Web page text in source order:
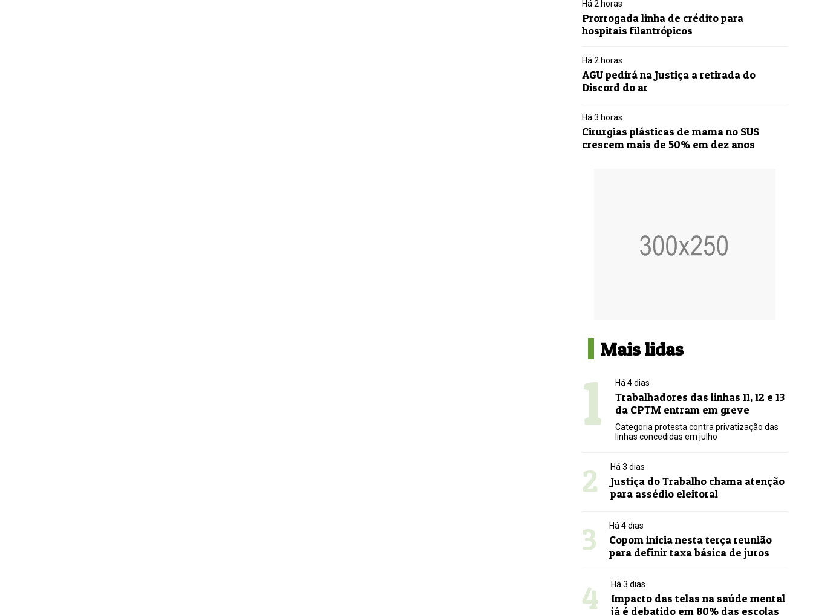
Há 2 horas
Prorrogada linha de crédito para
hospitais filantrópicos
Há 2 horas
AGU pedirá na Justiça a retirada do
Discord do ar
Há 3 horas
Cirurgias plásticas de mama no SUS
crescem mais de 50% em dez anos
Mais lidas
1 Há 4 dias
Trabalhadores das linhas 11, 12 e 13
da CPTM entram em greve
Categoria protesta contra privatização das
linhas concedidas em julho
2 Há 3 dias
Justiça do Trabalho chama atenção
para assédio eleitoral
3 Há 4 dias
Copom inicia nesta terça reunião
para definir taxa básica de juros
4 Há 3 dias
Impacto das telas na saúde mental
já é debatido em 80% das escolas